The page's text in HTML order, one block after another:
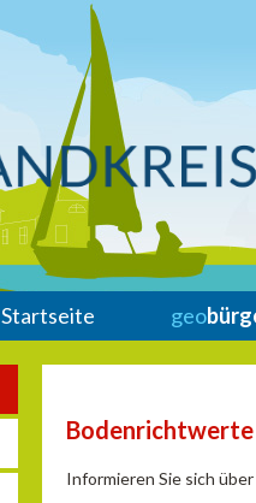
Startseite geo
Bodenrichtwerte
Informieren Sie sich